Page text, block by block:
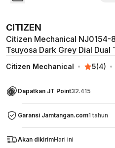
CITIZEN
Citizen Mechanical NJ0154-
Tsuyosa Dark Grey Dial
Citizen Mechanical 5(4)
Dapatkan JT Point32.415
Garansi Jamtangan.com1 tahun
Akan dikirimHari ini